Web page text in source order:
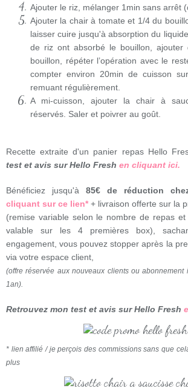
Ajouter le riz, mélanger 1min sans arrêt
Ajouter la chair à tomate et 1/4 du
laisser cuire jusqu'à absorption du
de riz ont absorbé le bouillon, ajouter
bouillon, répéter l’opération avec le
compter environ 20min de cuisson
remuant régulièrement.
A mi-cuisson, ajouter la chair à
réservés. Saler et poivrer au goût.
Recette extraite d'un panier repas Hello
test et avis sur Hello Fresh en cliquant ici.
Bénéficiez jusqu'à 85€ de réduction
cliquant sur ce lien* + livraison offerte sur la
(remise variable selon le nombre de repas
valable sur les 4 premières box),
engagement, vous pouvez stopper après la
via votre espace client,
(offre réservée aux nouveaux clients ou abonnement
1an).
Retrouvez mon test et avis sur Hello Fresh
* lien affilié / je perçois des commissions sans que
plus